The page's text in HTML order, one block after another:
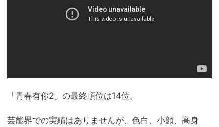
「青春有你2」の最終順位は14位。
芸能界での実績はありませんが、色白、小顔、高身